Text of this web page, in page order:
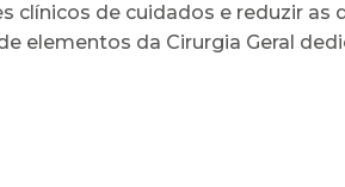
de cuidados e reduzir as
elementos da Cirurgia Geral